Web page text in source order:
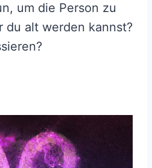
um die Person zu
du alt werden kannst?